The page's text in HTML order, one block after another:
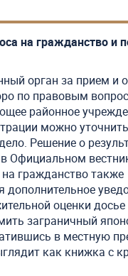
на гражданство и
орган за прием и
по правовым
районное
можно
Решение о
в Официальном
на гражданство также
дополнительное
оценки досье
заграничный
в местную
как книжка с